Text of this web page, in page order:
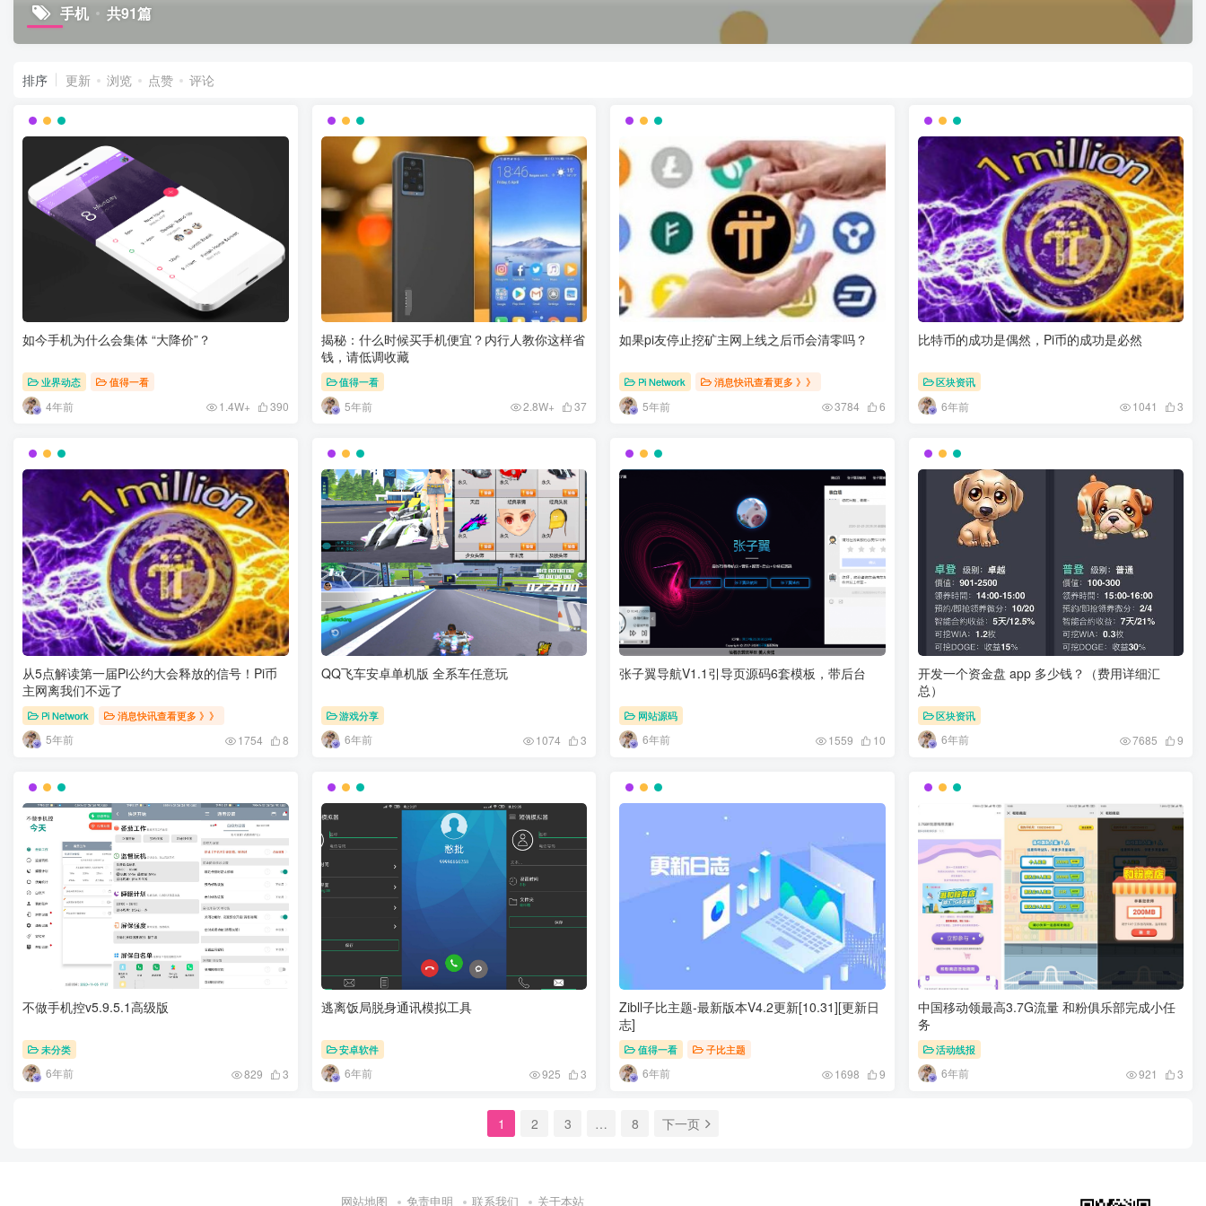
手机 共91篇
排序 更新 浏览 点赞 评论
如今手机为什么会集体 “大降价”？
业界动态 值得一看
4年前 1.4W+ 390
揭秘：什么时候买手机便宜？内行人教你这样省
钱，请低调收藏
值得一看
5年前 2.8W+ 37
如果pi友停止挖矿主网上线之后币会清零吗？
Pi Network 消息快讯查看更多 》》
5年前 3784 6
比特币的成功是偶然，Pi币的成功是必然
区块资讯
6年前 1041 3
从5点解读第一届Pi公约大会释放的信号！Pi币
主网离我们不远了
Pi Network 消息快讯查看更多 》》
5年前 1754 8
QQ飞车安卓单机版 全系车任意玩
游戏分享
6年前 1074 3
张子翼导航V1.1引导页源码6套模板，带后台
网站源码
6年前 1559 10
开发一个资金盘 app 多少钱？（费用详细汇
总）
区块资讯
6年前 7685 9
不做手机控v5.9.5.1高级版
未分类
6年前 829 3
逃离饭局脱身通讯模拟工具
安卓软件
6年前 925 3
Zibll子比主题-最新版本V4.2更新[10.31][更新日
志]
值得一看 子比主题
6年前 1698 9
中国移动领最高3.7G流量 和粉俱乐部完成小任
务
活动线报
6年前 921 3
1 2 3 … 8 下一页
网站地图 免责申明 联系我们 关于本站